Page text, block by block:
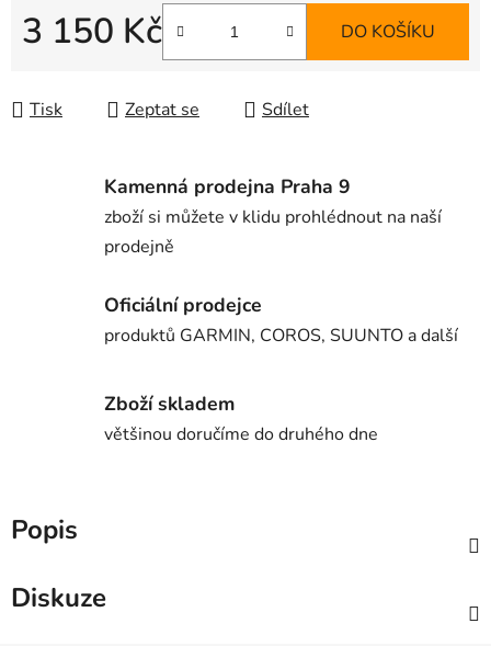
3 150 Kč DO KOŠÍKU
Tisk Zeptat se Sdílet
Kamenná prodejna Praha 9
zboží si můžete v klidu prohlédnout na naší
prodejně
Oficiální prodejce
produktů GARMIN, COROS, SUUNTO a další
Zboží skladem
většinou doručíme do druhého dne
Popis
Diskuze